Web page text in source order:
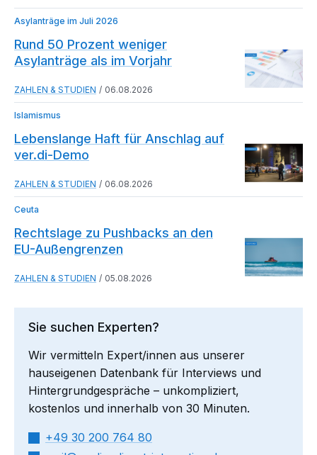
Asylanträge im Juli 2026
Rund 50 Prozent weniger
Asylanträge als im Vorjahr
ZAHLEN & STUDIEN 06.08.2026
Islamismus
Lebenslange Haft für Anschlag auf
ver.di-Demo
ZAHLEN & STUDIEN 06.08.2026
Ceuta
Rechtslage zu Pushbacks an den
EU-Außengrenzen
ZAHLEN & STUDIEN 05.08.2026
Sie suchen Experten?
Wir vermitteln Expert/innen aus unserer
hauseigenen Datenbank für Interviews und
Hintergrundgespräche – unkompliziert,
kostenlos und innerhalb von 30 Minuten.
+49 30 200 764 80